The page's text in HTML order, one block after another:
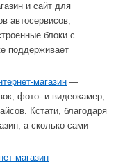
и сайт для
автосервисов,
блоки с
поддерживает
магазин —
фото- и видеокамер,
Кстати, благодаря
а сколько сами
магазин —